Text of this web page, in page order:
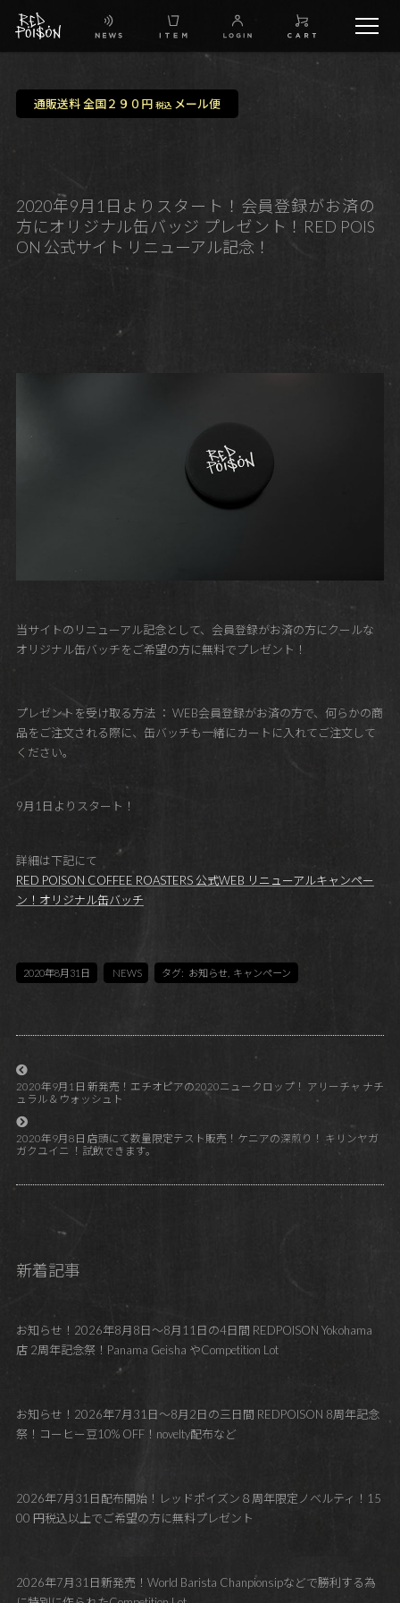
FB
通販送料 全国２９０円 税込メール便
2020年9月1日よりスタート！会員登録がお済の
方にオリジナル缶バッジ プレゼント！RED POIS
ON 公式サイト リニューアル記念！
当サイトのリニューアル記念として、会員登録がお済の方にクールな
オリジナル缶バッチをご希望の方に無料でプレゼント！
プレゼントを受け取る方法 ： WEB会員登録がお済の方で、何らかの商
品をご注文される際に、缶バッチも一緒にカートに入れてご注文して
ください。
9月1日よりスタート！
詳細は下記にて
RED POISON COFFEE ROASTERS 公式WEB リニューアルキャンペー
ン！オリジナル缶バッチ
2020年8月31日 NEWS タグ: お知らせ, キャンペーン
2020年9月1日 新発売！エチオピアの2020ニュークロップ！ アリーチャ ナチ
ュラル＆ウォッシュト
2020年9月8日 店頭にて数量限定テスト販売！ケニアの深煎り！ キリンヤガ
ガクユイニ ！試飲できます。
新着記事
お知らせ！2026年8月8日～8月11日の4日間 REDPOISON Yokohama
店 2周年記念祭！Panama Geisha やCompetition Lot
お知らせ！2026年7月31日～8月2日の三日間 REDPOISON 8周年記念
祭！コーヒー豆10% OFF！novelty配布など
2026年7月31日配布開始！レッドポイズン８周年限定ノベルティ！15
00 円税込以上でご希望の方に無料プレゼント
2026年7月31日新発売！World Barista Chanpionsipなどで勝利する為